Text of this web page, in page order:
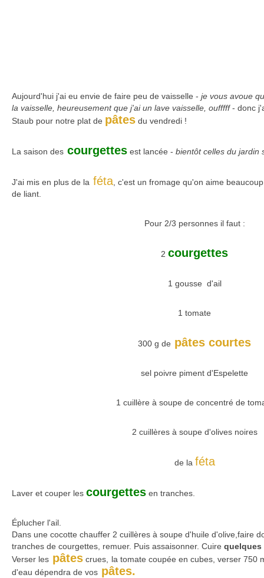
Aujourd'hui j'ai eu envie de faire peu de vaisselle - je vous avoue
la vaisselle, heureusement que j'ai un lave vaisselle, oufffff- donc
Staub pour notre plat de pâtes du vendredi !
La saison des courgettes est lancée - bientôt celles du jardin
J'ai mis en plus de la féta , c'est un fromage qu'on aime
de liant.
Pour 2/3 personnes il faut :
2 courgettes
1 gousse d'ail
1 tomate
300 g de pâtes courtes
sel poivre piment d'Espelette
1 cuillère à soupe de concentré de
2 cuillères à soupe d'olives noires
de la féta
Laver et couper les courgettes en tranches.
Éplucher l'ail.
Dans une cocotte chauffer 2 cuillères à soupe d'huile d'olive,faire
tranches de courgettes, remuer. Puis assaisonner. Cuire quelques
Verser les pâtes crues, la tomate coupée en cubes, verser 750
d'eau dépendra de vos pâtes.